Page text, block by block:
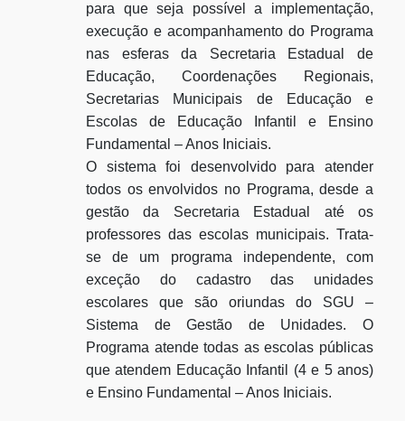
para que seja possível a implementação,
execução e acompanhamento do Programa
nas esferas da Secretaria Estadual de
Educação, Coordenações Regionais,
Secretarias Municipais de Educação e
Escolas de Educação Infantil e Ensino
Fundamental – Anos Iniciais.
O sistema foi desenvolvido para atender
todos os envolvidos no Programa, desde a
gestão da Secretaria Estadual até os
professores das escolas municipais. Trata-
se de um programa independente, com
exceção do cadastro das unidades
escolares que são oriundas do SGU –
Sistema de Gestão de Unidades. O
Programa atende todas as escolas públicas
que atendem Educação Infantil (4 e 5 anos)
e Ensino Fundamental – Anos Iniciais.